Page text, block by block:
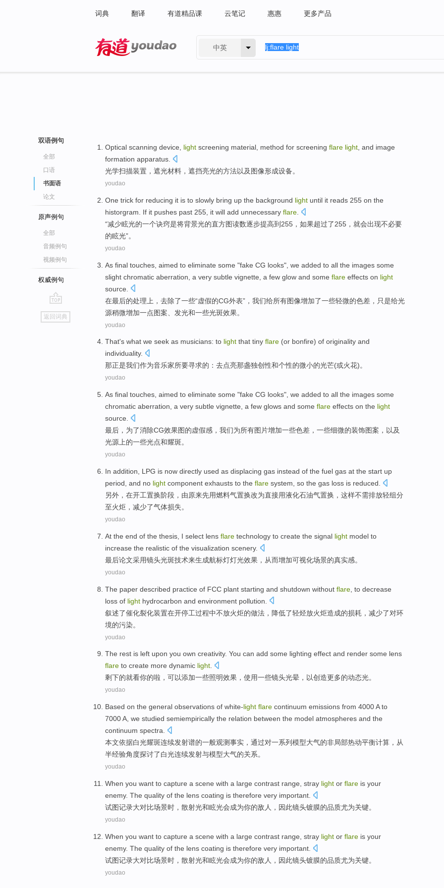
词典 翻译 有道精品课 云笔记 惠惠 更多产品
中英
双语例句
全部
口语
书面语
论文
原声例句
全部
音频例句
视频例句
权威例句
go
top
返回词典
Optical scanning device light screening material method for screening flare light and image
formation apparatus
光学扫描装置 ， 遮光材料 ， 遮挡亮光的方法以及 图像形成设备。
youdao
One trick for reducing it is to slowly bring up the background light until it reads 255 on the
historgram. If it pushes past 255, it will add unnecessary flare
“减少眩光的一个诀窍是将背景光的直方图读数逐步提高到 255， 如果超过了255， 就会出现不必要
的眩光”。
youdao
As final touches, aimed to eliminate some "fake CG looks", we added to all the images some
slight chromatic aberration, a very subtle vignette, a few glow and some flare effects on light
source.
在最后的处理上， 去除了一些“虚假的CG外表”， 我们给所有图像增加了一些轻微的色差 ，只是给光
源稍微增加一点图案、 发光和一些光斑效果。
youdao
That's what we seek as musicians: to light that tiny flare (or bonfire) of originality and
individuality.
那正是我们作为音乐家所要寻求的 ： 去点亮那盏独创性和个性的微小的光芒(或火花)。
youdao
As final touches, aimed to eliminate some "fake CG looks", we added to all the images some
chromatic aberration, a very subtle vignette, a few glows and some flare effects on the light
source
最后 ， 为了消除CG效果图的虚假感， 我们为所有图片增加一些色差 ，一些细微的装饰图案，以及
光源 上的一些光点和耀斑。
youdao
In addition LPG is now directly used as displacing gas instead of the fuel gas at the start up
period , and no light component exhausts to the flare system, so the gas loss is reduced
另外 ， 在开工置换阶段 ，由原来先用燃料气置换改为直接用液化石油气置换， 这样不需排放轻组分
至火炬 ， 减少了气体损失。
youdao
At the end of the thesis , I select lens flare technology to create the signal light model to
increase the realistic of the visualization scenery.
最后论文采用镜头光斑技术来生成航标灯灯光效果， 从而增加可视化场景的真实感。
youdao
The paper described practice of FCC plant starting and shutdown without flare , to decrease
loss of light hydrocarbon and environment pollution
叙述了催化裂化装置在开停工过程中不放火炬的做法 ， 降低了轻烃放火炬造成的损耗 ，减少了对环
境的污染。
youdao
The rest is left upon you own creativity. You can add some lighting effect and render some lens
flare to create more dynamic light.
剩下的就看你的啦， 可以添加一些照明效果 ，使用一些镜头光晕 ， 以创造更多的动态光。
youdao
Based on the general observations of white-light flare continuum emissions from 4000 Ato
7000 A, we studied semiempirically the relation between the model atmospheres and the
continuum spectra.
本文依据白光耀斑连续发射谱的一般观测事实，通过对一系列模型大气的非局部热动平衡计算， 从
半经验角度探讨了白光连续发射与模型大气的关系。
youdao
When you want to capture a scene with a large contrast range, stray light or flare is your
enemy. The quality of the lens coating is therefore very important
试图记录大对比场景时 ， 散射光和眩光会成为你的敌人 ， 因此镜头镀膜的品质尤为关键。
youdao
When you want to capture a scene with a large contrast range, stray light or flare is your
enemy. The quality of the lens coating is therefore very important
试图记录大对比场景时 ， 散射光和眩光会成为你的敌人 ， 因此镜头镀膜的品质尤为关键。
youdao